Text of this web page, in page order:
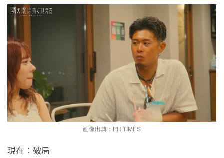
画像出典：PR TIMES
現在：破局